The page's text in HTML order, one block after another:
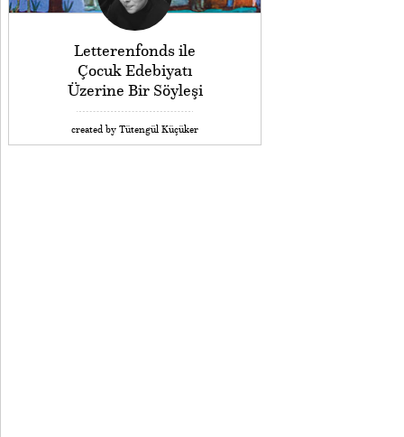
Letterenfonds ile
Çocuk Edebiyatı
Üzerine Bir Söyleşi
created by Tütengül Küçüker